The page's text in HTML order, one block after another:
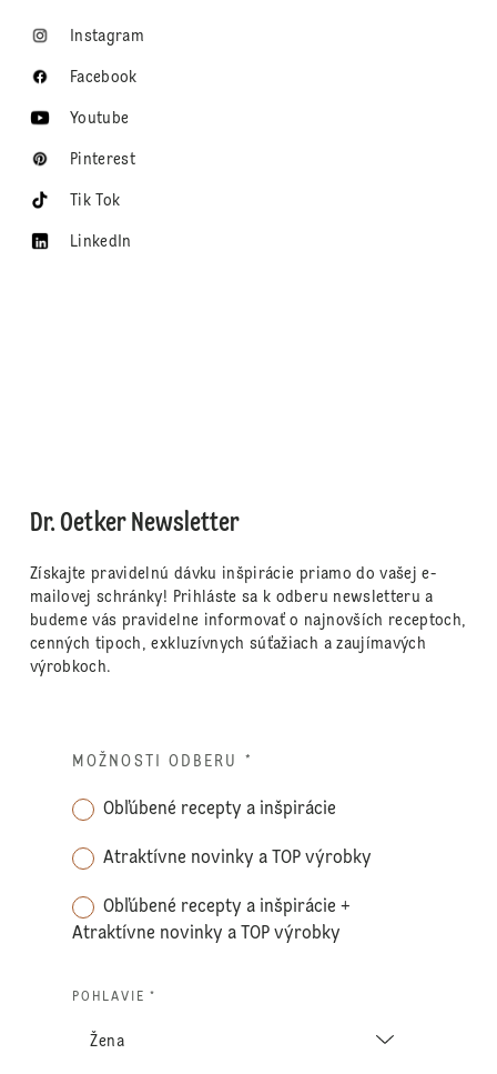
Instagram
Facebook
Youtube
Pinterest
Tik Tok
LinkedIn
Dr. Oetker Newsletter
Získajte pravidelnú dávku inšpirácie priamo do vašej e-
mailovej schránky! Prihláste sa k odberu newsletteru a
budeme vás pravidelne informovať o najnovších receptoch,
cenných tipoch, exkluzívnych súťažiach a zaujímavých
výrobkoch.
MOŽNOSTI ODBERU *
Obľúbené recepty a inšpirácie
Atraktívne novinky a TOP výrobky
Obľúbené recepty a inšpirácie +
Atraktívne novinky a TOP výrobky
POHLAVIE *